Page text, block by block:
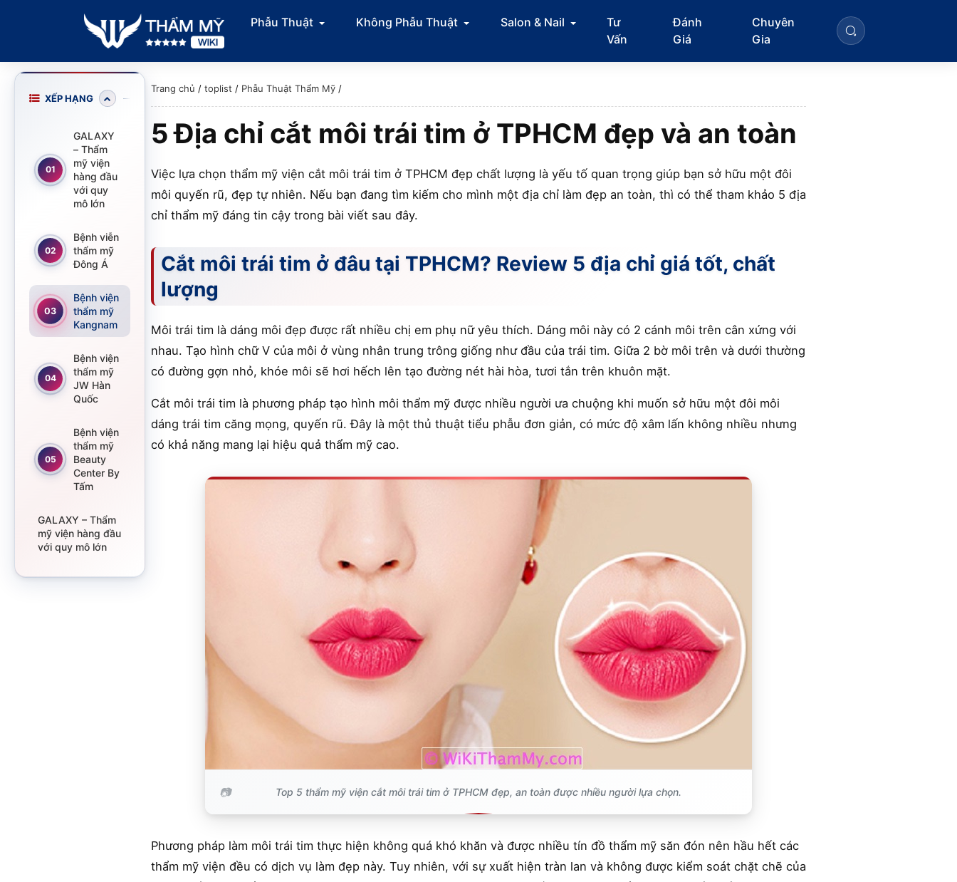
Phẫu Thuật Không Phẫu Thuật Salon & Nail
Tư
Vấn
Đánh
Giá
Chuyên
Gia
XẾP HẠNG
01
GALAXY
– Thẩm
mỹ viện
hàng đầu
với quy
mô lớn
02
Bệnh viễn
thẩm mỹ
Đông Á
03
Bệnh viện
thẩm mỹ
Kangnam
04
Bệnh viện
thẩm mỹ
JW Hàn
Quốc
05
Bệnh viện
thẩm mỹ
Beauty
Center By
Tấm
GALAXY – Thẩm
mỹ viện hàng đầu
với quy mô lớn
Trang chủ / toplist / Phẫu Thuật Thẩm Mỹ /
5 Địa chỉ cắt môi trái tim ở TPHCM đẹp và an toàn
Việc lựa chọn thẩm mỹ viện cắt môi trái tim ở TPHCM đẹp chất lượng là yếu tố quan trọng giúp bạn sở hữu một đôi
môi quyến rũ, đẹp tự nhiên. Nếu bạn đang tìm kiếm cho mình một địa chỉ làm đẹp an toàn, thì có thể tham khảo 5 địa
chỉ thẩm mỹ đáng tin cậy trong bài viết sau đây.
Cắt môi trái tim ở đâu tại TPHCM? Review 5 địa chỉ giá tốt, chất
lượng
Môi trái tim là dáng môi đẹp được rất nhiều chị em phụ nữ yêu thích. Dáng môi này có 2 cánh môi trên cân xứng với
nhau. Tạo hình chữ V của môi ở vùng nhân trung trông giống như đầu của trái tim. Giữa 2 bờ môi trên và dưới thường
có đường gợn nhỏ, khóe môi sẽ hơi hếch lên tạo đường nét hài hòa, tươi tắn trên khuôn mặt.
Cắt môi trái tim là phương pháp tạo hình môi thẩm mỹ được nhiều người ưa chuộng khi muốn sở hữu một đôi môi
dáng trái tim căng mọng, quyến rũ. Đây là một thủ thuật tiểu phẫu đơn giản, có mức độ xâm lấn không nhiều nhưng
có khả năng mang lại hiệu quả thẩm mỹ cao.
Top 5 thẩm mỹ viện cắt môi trái tim ở TPHCM đẹp, an toàn được nhiều người lựa chọn.
Phương pháp làm môi trái tim thực hiện không quá khó khăn và được nhiều tín đồ thẩm mỹ săn đón nên hầu hết các
thẩm mỹ viện đều có dịch vụ làm đẹp này. Tuy nhiên, với sự xuất hiện tràn lan và không được kiểm soát chặt chẽ của